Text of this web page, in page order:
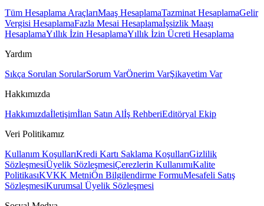
Tüm Hesaplama AraçlarıMaaş HesaplamaTazminat HesaplamaGelir
Vergisi HesaplamaFazla Mesai Hesaplamaİşsizlik Maaşı
HesaplamaYıllık İzin HesaplamaYıllık İzin Ücreti Hesaplama
Yardım
Sıkça Sorulan SorularSorum VarÖnerim VarŞikayetim Var
Hakkımızda
Hakkımızdaİletişimİlan Satın Alİş RehberiEditöryal Ekip
Veri Politikamız
Kullanım KoşullarıKredi Kartı Saklama KoşullarıGizlilik
SözleşmesiÜyelik SözleşmesiÇerezlerin KullanımıKalite
PolitikasıKVKK MetniÖn Bilgilendirme FormuMesafeli Satış
SözleşmesiKurumsal Üyelik Sözleşmesi